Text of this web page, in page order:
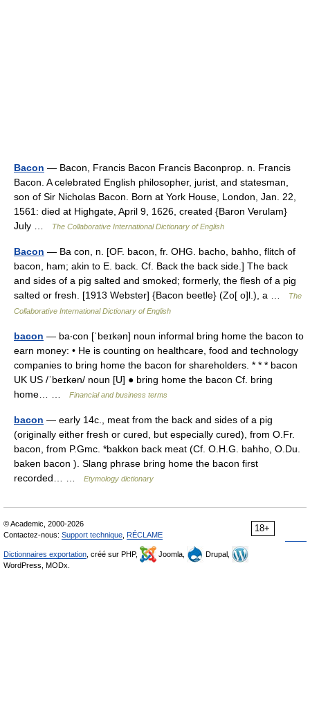
Bacon — Bacon, Francis Bacon Francis Baconprop. n. Francis
Bacon. A celebrated English philosopher, jurist, and statesman,
son of Sir Nicholas Bacon. Born at York House, London, Jan. 22,
1561: died at Highgate, April 9, 1626, created {Baron Verulam}
July …
The Collaborative International Dictionary of English
Bacon — Ba con, n. [OF. bacon, fr. OHG. bacho, bahho, flitch of
bacon, ham; akin to E. back. Cf. Back the back side.] The back
and sides of a pig salted and smoked; formerly, the flesh of a pig
salted or fresh. [1913 Webster] {Bacon beetle} (Zo[ o]l.), a …
The
Collaborative International Dictionary of English
bacon — ba‧con [ˈbeɪkən] noun informal bring home the bacon to
earn money: • He is counting on healthcare, food and technology
companies to bring home the bacon for shareholders. * * * bacon
UK US /ˈbeɪkən/ noun [U] ● bring home the bacon Cf. bring
home… …
Financial and business terms
bacon — early 14c., meat from the back and sides of a pig
(originally either fresh or cured, but especially cured), from O.Fr.
bacon, from P.Gmc. *bakkon back meat (Cf. O.H.G. bahho, O.Du.
baken bacon ). Slang phrase bring home the bacon first
recorded… …
Etymology dictionary
18+
© Academic, 2000-2026
Contactez-nous: Support technique RÉCLAME
Dictionnaires exportation , créé sur PHP, Joomla,
Drupal,
WordPress, MODx.